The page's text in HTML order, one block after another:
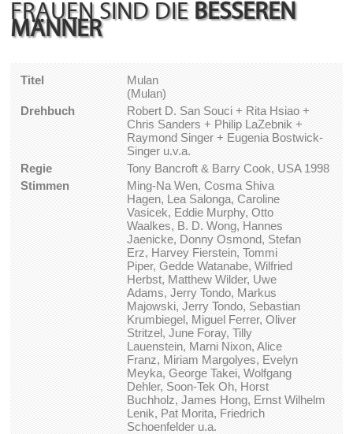
FRAUEN SIND DIE BESSEREN
MÄNNER
Titel
Mulan
(Mulan)
Drehbuch
Robert D. San Souci + Rita Hsiao +
Chris Sanders + Philip LaZebnik +
Raymond Singer + Eugenia Bostwick-
Singer u.v.a.
Regie
Tony Bancroft & Barry Cook, USA 1998
Stimmen
Ming-Na Wen, Cosma Shiva
Hagen, Lea Salonga, Caroline
Vasicek, Eddie Murphy, Otto
Waalkes, B. D. Wong, Hannes
Jaenicke, Donny Osmond, Stefan
Erz, Harvey Fierstein, Tommi
Piper, Gedde Watanabe, Wilfried
Herbst, Matthew Wilder, Uwe
Adams, Jerry Tondo, Markus
Majowski, Jerry Tondo, Sebastian
Krumbiegel, Miguel Ferrer, Oliver
Stritzel, June Foray, Tilly
Lauenstein, Marni Nixon, Alice
Franz, Miriam Margolyes, Evelyn
Meyka, George Takei, Wolfgang
Dehler, Soon-Tek Oh, Horst
Buchholz, James Hong, Ernst Wilhelm
Lenik, Pat Morita, Friedrich
Schoenfelder u.a.